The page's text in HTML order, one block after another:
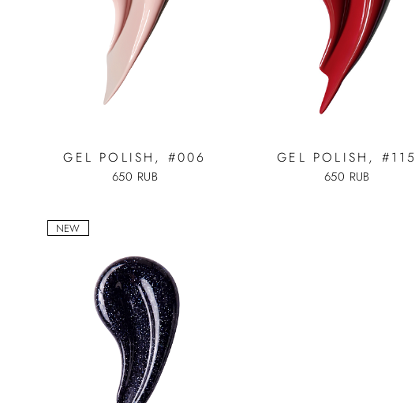
GEL POLISH, #006
650 RUB
GEL POLISH, #115
650 RUB
NEW